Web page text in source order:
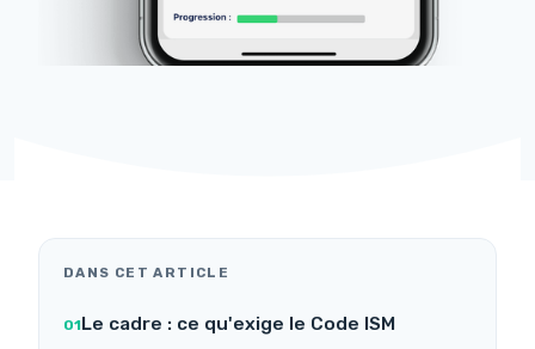
DANS CET ARTICLE
Le cadre : ce qu'exige le Code ISM